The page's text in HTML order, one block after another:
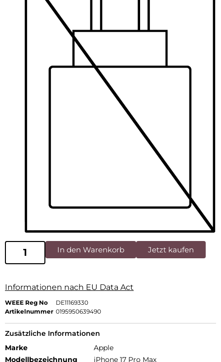
In den Warenkorb Jetzt kaufen
Informationen nach EU Data Act
WEEE Reg No
DE11169330
Artikelnummer 0195950639490
Zusätzliche Informationen
Marke
Apple
Modellbezeichnung
iPhone 17 Pro Max